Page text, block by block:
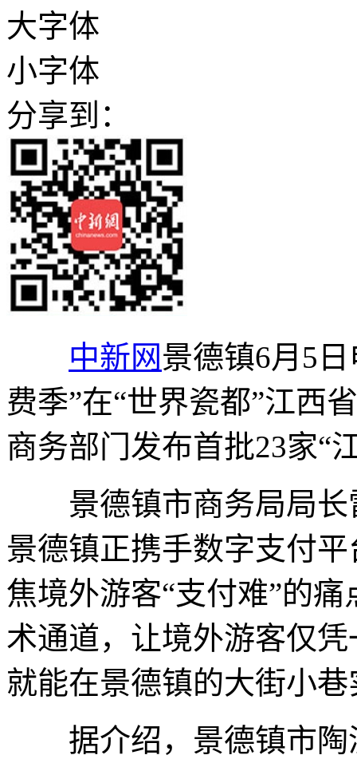
大字体
小字体
分享到：
中新网景德镇6月5
费季”在“世界瓷都”江西
商务部门发布首批23家“
景德镇市商务局局长
景德镇正携手数字支付
焦境外游客“支付难”的
术通道，让境外游客仅
就能在景德镇的大街小
据介绍，景德镇市陶